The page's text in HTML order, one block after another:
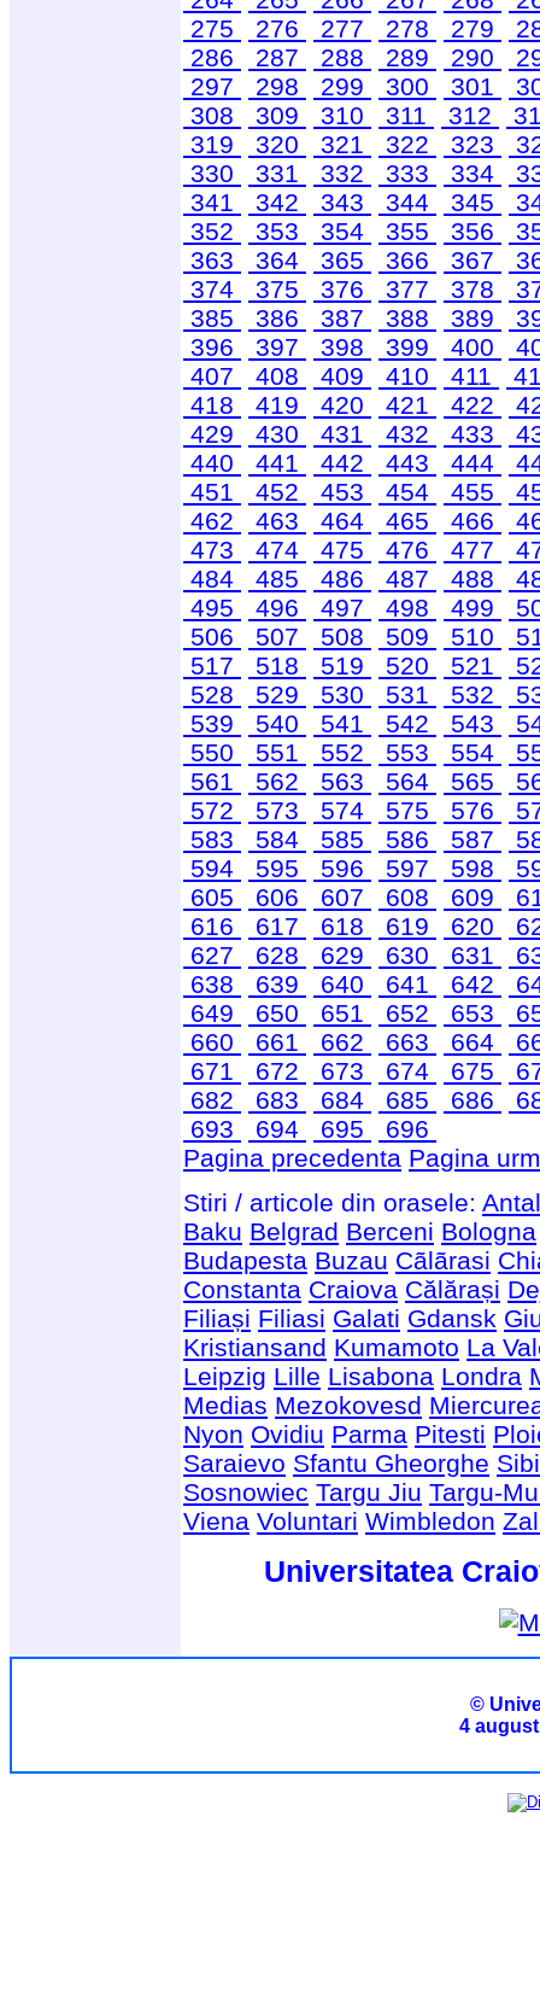
275
276 277 278 279
286
287 288 289 290
297
298 299 300 301
308
309 310 311 312
319
320 321 322 323
330
331 332 333 334
341
342 343 344 345
352
353 354 355 356
363
364 365 366 367
374
375 376 377 378
385
386 387 388 389
396
397 398 399 400
407
408 409 410 411
418
419 420 421 422
429
430 431 432 433
440
441 442 443 444
451
452 453 454 455
462
463 464 465 466
473
474 475 476 477
484
485 486 487 488
495
496 497 498 499
506
507 508 509 510
517
518 519 520 521
528
529 530 531 532
539
540 541 542 543
550
551 552 553 554
561
562 563 564 565
572
573 574 575 576
583
584 585 586 587
594
595 596 597 598
605
606 607 608 609
616
617 618 619 620
627
628 629 630 631
638
639 640 641 642
649
650 651 652 653
660
661 662 663 664
671
672 673 674 675
682
683 684 685 686
693
694 695
696
Pagina precedenta Pagina
Stiri / articole din orasele:
Baku Belgrad Berceni Bologna
Budapesta Buzau Cãlãrasi
Constanta Craiova Călărași
Filiași Filiasi Galati Gdansk
Kristiansand Kumamoto La
Leipzig Lille Lisabona Londra
Medias Mezokovesd
Nyon Ovidiu Parma Pitesti
Saraievo Sfantu Gheorghe
Sosnowiec Targu Jiu Targu-
Viena Voluntari Wimbledon
Universitatea
©
4